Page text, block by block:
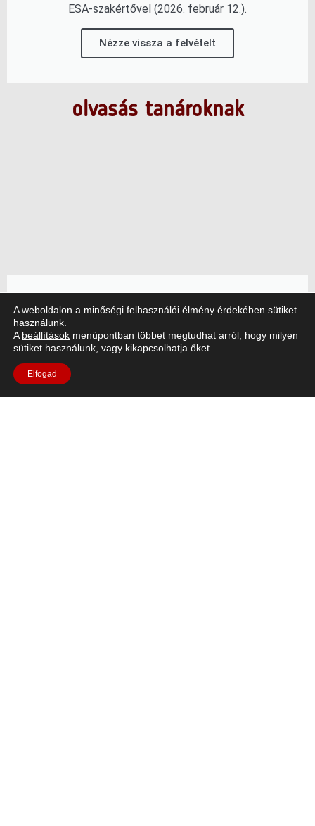
ESA-szakértővel (2026. február 12.).
Nézze vissza a felvételt
olvasás tanároknak
Artemis II cikk
A NASA Artemis II missziója, amelyet az ESA
európai szolgálati modulja (ESM) hajtott, minden
eddiginél messzebbre juttatta az embereket.
A weboldalon a minőségi felhasználói élmény érdekében sütiket
használunk.
A beállítások menüpontban többet megtudhat arról, hogy milyen
sütiket használunk, vagy kikapcsolhatja őket.
Elfogad